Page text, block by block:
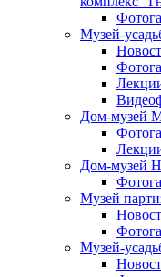
Музей-
Дом-музей
Дом-музей
Музей
Музей-